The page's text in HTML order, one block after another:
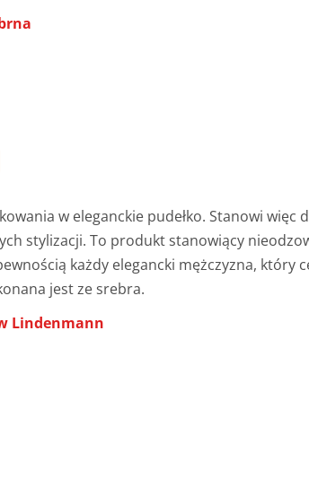
w eleganckie pudełko. Stanowi więc
stylizacji. To produkt stanowiący
każdy elegancki mężczyzna, który
jest ze srebra.
Lindenmann